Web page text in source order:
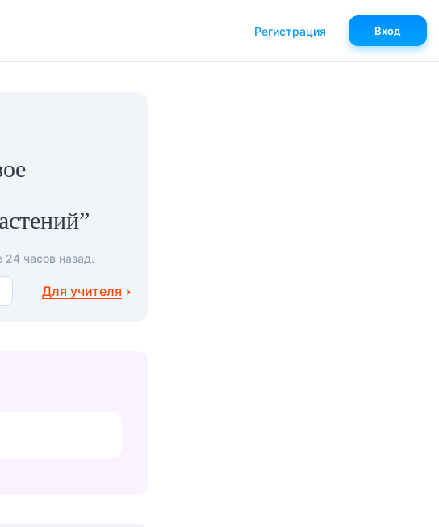
24 часов назад.
Для учителя
Регистрация Вход